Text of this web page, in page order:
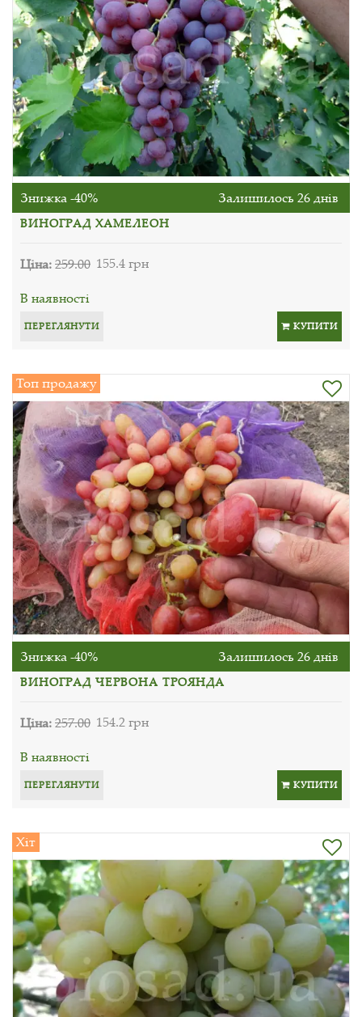
Знижка -40% Залишилось 26 днів
ВИНОГРАД ХАМЕЛЕОН
Ціна:259.00 155.4 грн
В наявності
ПЕРЕГЛЯНУТИ КУПИТИ
Топ продажу
Знижка -40% Залишилось 26 днів
ВИНОГРАД ЧЕРВОНА ТРОЯНДА
Ціна:257.00 154.2 грн
В наявності
ПЕРЕГЛЯНУТИ КУПИТИ
Хіт